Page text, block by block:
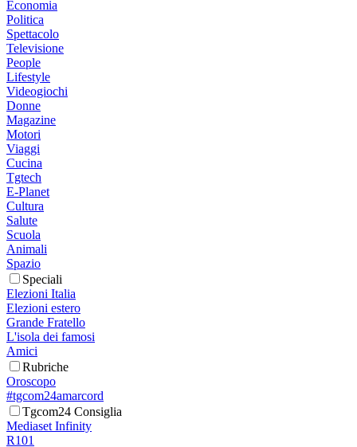
Economia
Politica
Spettacolo
Televisione
People
Lifestyle
Videogiochi
Donne
Magazine
Motori
Viaggi
Cucina
Tgtech
E-Planet
Cultura
Salute
Scuola
Animali
Spazio
Speciali
Elezioni Italia
Elezioni estero
Grande Fratello
L'isola dei famosi
Amici
Rubriche
Oroscopo
#tgcom24amarcord
Tgcom24 Consiglia
Mediaset Infinity
R101